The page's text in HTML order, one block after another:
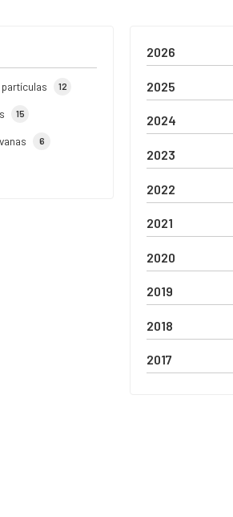
12
15
6
2026
2025
2024
2023
2022
2021
2020
2019
2018
2017